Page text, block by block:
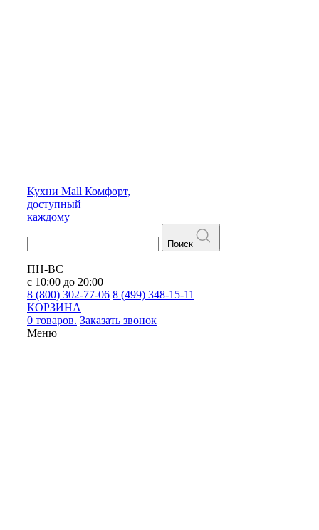
Кухни Mall Комфорт,
доступный
каждому
Поиск
ПН-ВС
с 10:00 до 20:00
8 (800) 302-77-06 8 (499) 348-15-11
КОРЗИНА
0 товаров. Заказать звонок
Меню